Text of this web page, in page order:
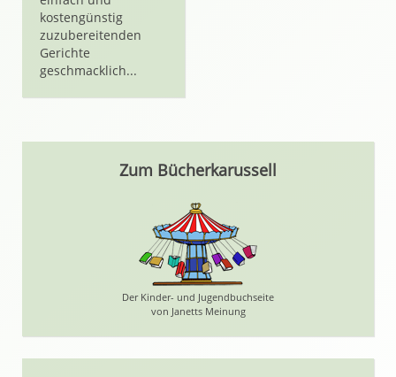
kostengünstig
zuzubereitenden
Gerichte
geschmacklich...
Zum Bücherkarussell
Der Kinder- und Jugendbuchseite
von Janetts Meinung